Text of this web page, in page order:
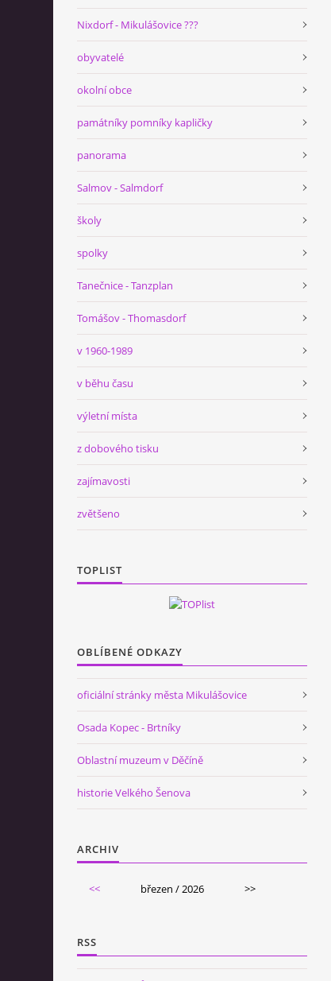
Nixdorf - Mikulášovice ???
obyvatelé
okolní obce
památníky pomníky kapličky
panorama
Salmov - Salmdorf
školy
spolky
Tanečnice - Tanzplan
Tomášov - Thomasdorf
v 1960-1989
v běhu času
výletní místa
z dobového tisku
zajímavosti
zvětšeno
TOPLIST
OBLÍBENÉ ODKAZY
oficiální stránky města Mikulášovice
Osada Kopec - Brtníky
Oblastní muzeum v Děčíně
historie Velkého Šenova
ARCHIV
<< březen / 2026 >>
RSS